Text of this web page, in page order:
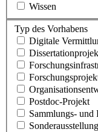
Wissen
Typ des Vorhabens
Digitale
Postdoc-Projekt
Sammlungs- und
Sonderausstellung